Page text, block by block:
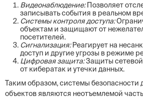
Видеонаблюдение:Позволяет
записывать события в реальном
Системы контроля доступа:
объектам и защищают от
посетителей.
Сигнализация:Реагирует на
доступ и другие угрозы в режиме
Цифровая защита:Защиты
от кибератак и утечки данных.
Таким образом, системы безопасности
объектов являются неотъемлемой